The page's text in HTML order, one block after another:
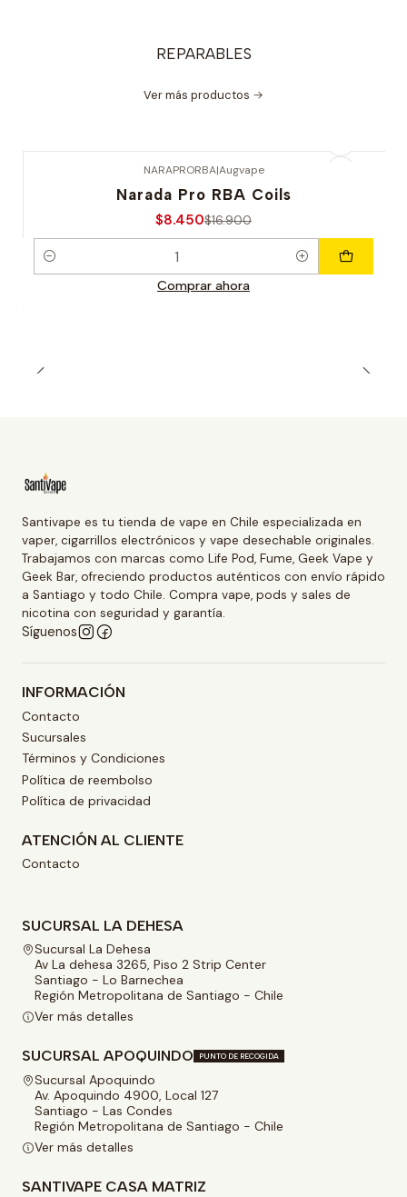
REPARABLES
Ver más productos
NARAPRORBA|Augvape
Narada Pro RBA Coils
$8.450$16.900
Cantidad
Comprar ahora
Santivape es tu tienda de vape en Chile especializada en
vaper, cigarrillos electrónicos y vape desechable originales.
Trabajamos con marcas como Life Pod, Fume, Geek Vape y
Geek Bar, ofreciendo productos auténticos con envío rápido
a Santiago y todo Chile. Compra vape, pods y sales de
nicotina con seguridad y garantía.
Síguenos
INFORMACIÓN
Contacto
Sucursales
Términos y Condiciones
Política de reembolso
Política de privacidad
ATENCIÓN AL CLIENTE
Contacto
SUCURSAL LA DEHESA
Sucursal La Dehesa
Av La dehesa 3265, Piso 2 Strip Center
Santiago - Lo Barnechea
Región Metropolitana de Santiago - Chile
Ver más detalles
SUCURSAL APOQUINDO PUNTO DE RECOGIDA
Sucursal Apoquindo
Av. Apoquindo 4900, Local 127
Santiago - Las Condes
Región Metropolitana de Santiago - Chile
Ver más detalles
SANTIVAPE CASA MATRIZ